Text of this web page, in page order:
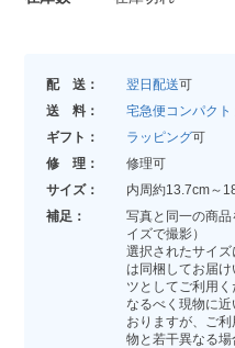
配 送： 翌日配送可
送 料：
宅急便コンパクト
ギフト：
ラッピング可
修 理：
修理可
サイズ：
内周約13.7cm～
補足：
写真と同一の商
イズで撮影）
選択されたサイ
は同梱してお届
ツとしてご利用く
なるべく現物に
おりますが、ご
物と若干異なる場